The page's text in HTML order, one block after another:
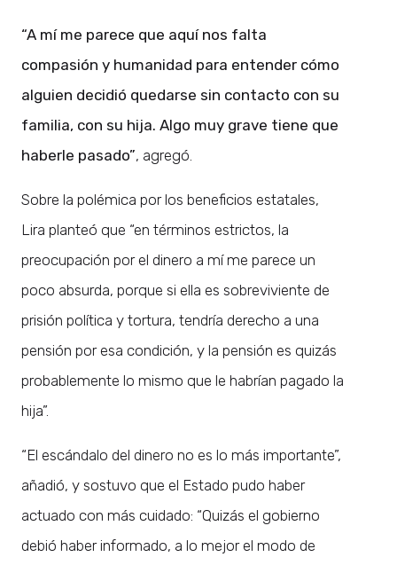
“A mí me parece que aquí nos falta
compasión y humanidad para entender cómo
alguien decidió quedarse sin contacto con su
familia, con su hija. Algo muy grave tiene que
haberle pasado”, agregó.
Sobre la polémica por los beneficios estatales,
Lira planteó que “en términos estrictos, la
preocupación por el dinero a mí me parece un
poco absurda, porque si ella es sobreviviente de
prisión política y tortura, tendría derecho a una
pensión por esa condición, y la pensión es quizás
probablemente lo mismo que le habrían pagado la
hija”.
“El escándalo del dinero no es lo más importante”,
añadió, y sostuvo que el Estado pudo haber
actuado con más cuidado: “Quizás el gobierno
debió haber informado, a lo mejor el modo de